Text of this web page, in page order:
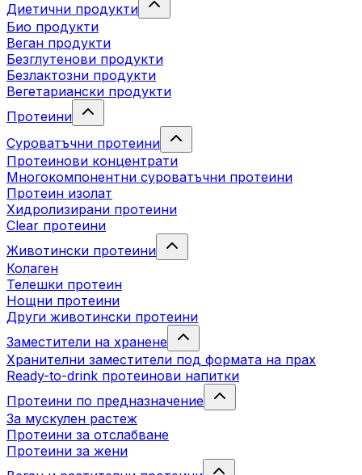
Диетични продукти
Био продукти
Веган продукти
Безглутенови продукти
Безлактозни продукти
Вегетариански продукти
Протеини
Суроватъчни протеини
Протеинови концентрати
Многокомпонентни суроватъчни протеини
Протеин изолат
Хидролизирани протеини
Clear протеини
Животински протеини
Колаген
Телешки протеин
Нощни протеини
Други животински протеини
Заместители на хранене
Хранителни заместители под формата на прах
Ready-to-drink протеинови напитки
Протеини по предназначение
За мускулен растеж
Протеини за отслабване
Протеини за жени